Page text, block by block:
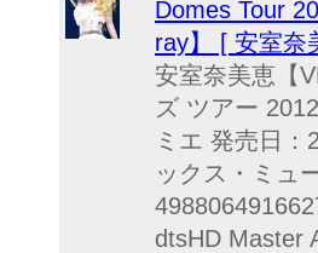
Domes Tour
ray】 [ 安室奈
安室奈美恵【
ズ ツアー
ミエ 発売日
ックス・ミュ
dtsHD Master